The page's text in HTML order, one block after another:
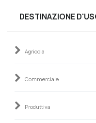
DESTINAZIONE
Agricola
Commerciale
Produttiva